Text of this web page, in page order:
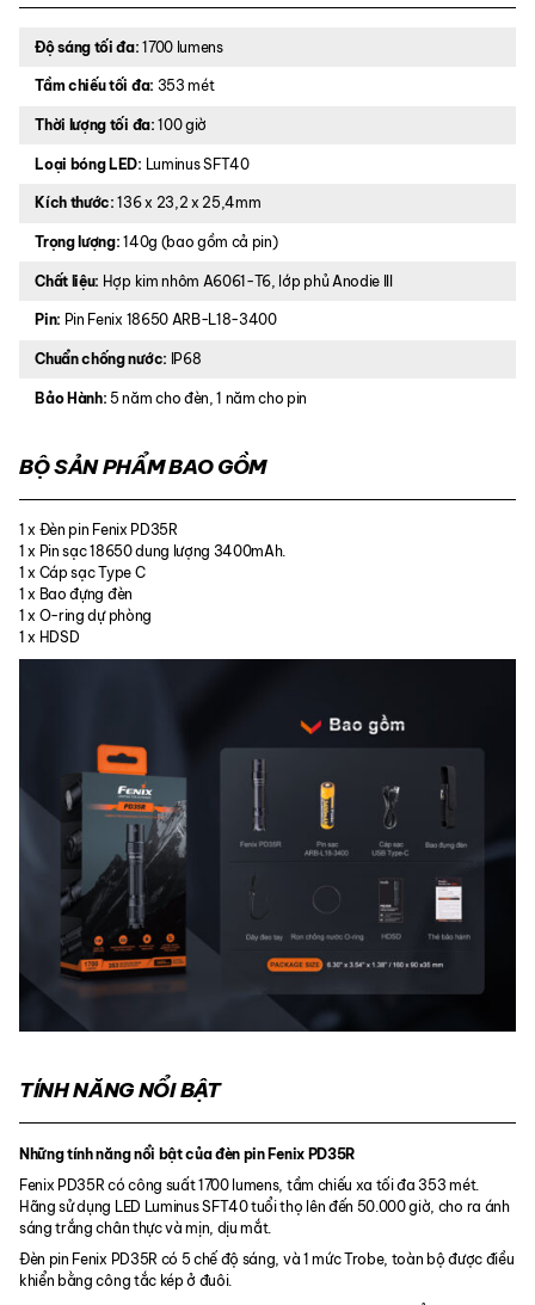
Độ sáng tối đa:1700 lumens
Tầm chiếu tối đa: 353 mét
Thời lượng tối đa:100 giờ
Loại bóng LED: Luminus SFT40
Kích thước:136 x 23,2 x 25,4mm
Trọng lượng:140g (bao gồm cả pin)
Chất liệu: Hợp kim nhôm A6061-T6, lớp phủ Anodie III
Pin: Pin Fenix 18650 ARB-L18-3400
Chuẩn chống nước: IP68
Bảo Hành:5 năm cho đèn, 1 năm cho pin
BỘ SẢN PHẨM BAO GỒM
1 x Đèn pin Fenix PD35R
1 x Pin sạc 18650 dung lượng 3400mAh.
1 x Cáp sạc Type C
1 x Bao đựng đèn
1 x O-ring dự phòng
1 x HDSD
TÍNH NĂNG NỔI BẬT
Những tính năng nổi bật của đèn pin Fenix PD35R
Fenix PD35R có công suất 1700 lumens, tầm chiếu xa tối đa 353 mét.
Hãng sử dụng LED Luminus SFT40 tuổi thọ lên đến 50.000 giờ, cho ra ánh
sáng trắng chân thực và mịn, dịu mắt.
Đèn pin Fenix PD35R có 5 chế độ sáng, và 1 mức Trobe, toàn bộ được điều
khiển bằng công tắc kép ở đuôi.